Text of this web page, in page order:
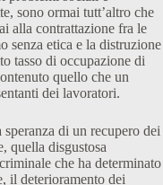
sono ormai tutt’altro che
alla contrattazione fra le
senza etica e la distruzione
tasso di occupazione di
quello che un
dei lavoratori.
di un recupero dei
quella disgustosa
che ha determinato
il deterioramento dei